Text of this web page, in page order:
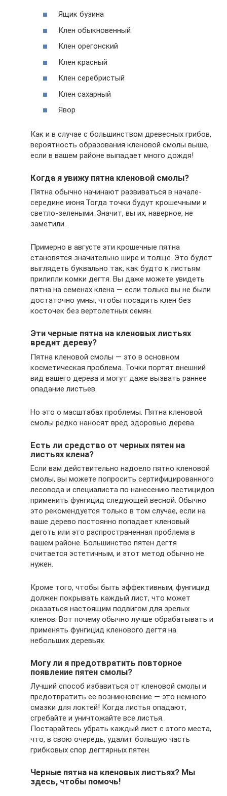
Ящик бузина
Клен обыкновенный
Клен орегонский
Клен красный
Клен серебристый
Клен сахарный
Явор
Как и в случае с большинством древесных грибов,
вероятность образования кленовой смолы выше,
если в вашем районе выпадает много дождя!
Когда я увижу пятна кленовой смолы?
Пятна обычно начинают развиваться в начале-
середине июня.Тогда точки будут крошечными и
светло-зелеными. Значит, вы их, наверное, не
заметили.
Примерно в августе эти крошечные пятна
становятся значительно шире и толще. Это будет
выглядеть буквально так, как будто к листьям
прилипли комки дегтя. Вы даже можете увидеть
пятна на семенах клена — если только вы не были
достаточно умны, чтобы посадить клен без
косточек без вертолетных семян.
Эти черные пятна на кленовых листьях
вредит дереву?
Пятна кленовой смолы — это в основном
косметическая проблема. Точки портят внешний
вид вашего дерева и могут даже вызвать раннее
опадание листьев.
Но это о масштабах проблемы. Пятна кленовой
смолы редко наносят вред здоровью дерева.
Есть ли средство от черных пятен на
листьях клена?
Если вам действительно надоело пятно кленовой
смолы, вы можете попросить сертифицированного
лесовода и специалиста по нанесению пестицидов
применить фунгицид следующей весной. Обычно
это рекомендуется только в том случае, если на
ваше дерево постоянно попадает кленовый
деготь или это распространенная проблема в
вашем районе. Большинство пятен дегтя
считается эстетичным, и этот метод обычно не
нужен.
Кроме того, чтобы быть эффективным, фунгицид
должен покрывать каждый лист, что может
оказаться настоящим подвигом для зрелых
кленов. Вот почему обычно лучше обрабатывать и
применять фунгицид кленового дегтя на
небольших деревьях.
Могу ли я предотвратить повторное
появление пятен смолы?
Лучший способ избавиться от кленовой смолы и
предотвратить ее возникновение — это немного
смазки для локтей! Когда листья опадают,
сгребайте и уничтожайте все листья.
Постарайтесь убрать каждый лист с этого места,
что, в свою очередь, удалит большую часть
грибковых спор дегтярных пятен.
Черные пятна на кленовых листьях? Мы
здесь, чтобы помочь!